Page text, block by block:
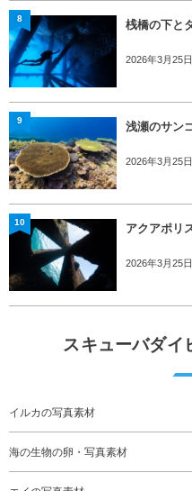
桟橋の下と
2026年3月25日
8
浅瀬のサン
2026年3月25日
9
アクアポリ
2026年3月25日
10
スキューバダ
イルカの写真素材
海の生物の卵・写真素材